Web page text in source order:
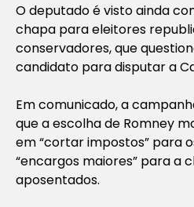
O deputado é visto ainda
chapa para eleitores
conservadores, que
candidato para disputar a
Em comunicado, a
que a escolha de Romney
em “cortar impostos” para
“encargos maiores” para a
aposentados.